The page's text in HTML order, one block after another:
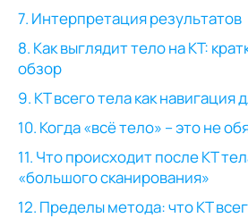
7. Интерпретация результатов
8. Как выглядит тело на КТ:
обзор
9. КТ всего тела как навигация
10. Когда «всё тело» – это не
11. Что происходит после КТ
«большого сканирования»
12. Пределы метода: что КТ